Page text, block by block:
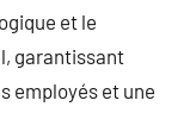
et le
garantissant
employés et une